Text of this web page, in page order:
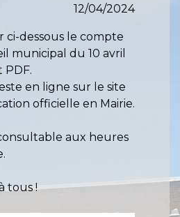
12/04/2024
ci-dessous le compte
municipal du 10 avril
PDF.
en ligne sur le site
officielle en Mairie.
aux heures
tous !